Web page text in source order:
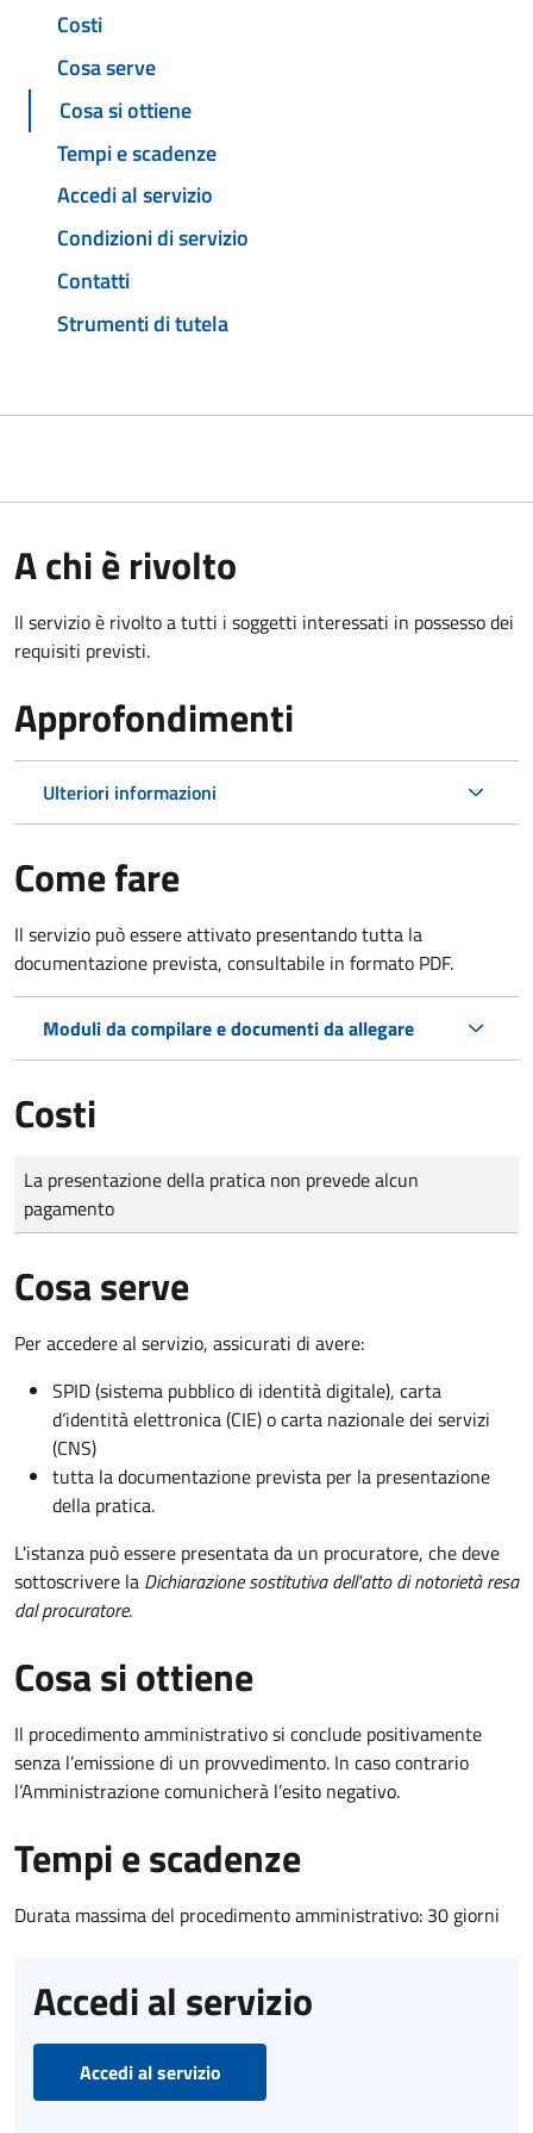
Costi
Cosa serve
Cosa si ottiene
Tempi e scadenze
Accedi al servizio
Condizioni di servizio
Contatti
Strumenti di tutela
A chi è rivolto
Il servizio è rivolto a tutti i soggetti interessati in possesso dei
requisiti previsti.
Approfondimenti
Ulteriori informazioni
Come fare
Il servizio può essere attivato presentando tutta la
documentazione prevista, consultabile in formato PDF.
Moduli da compilare e documenti da allegare
Costi
Tipo di pagamento
Importo
La presentazione della pratica non prevede alcun
pagamento
Cosa serve
Per accedere al servizio, assicurati di avere:
SPID (sistema pubblico di identità digitale), carta
d’identità elettronica (CIE) o carta nazionale dei servizi
(CNS)
tutta la documentazione prevista per la presentazione
della pratica.
L'istanza può essere presentata da un procuratore, che deve
sottoscrivere la Dichiarazione sostitutiva dell'atto di notorietà resa
dal procuratore.
Cosa si ottiene
Il procedimento amministrativo si conclude positivamente
senza l’emissione di un provvedimento. In caso contrario
l’Amministrazione comunicherà l’esito negativo.
Tempi e scadenze
Durata massima del procedimento amministrativo: 30 giorni
Accedi al servizio
Accedi al servizio